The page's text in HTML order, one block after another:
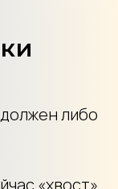
либо
«хвост»